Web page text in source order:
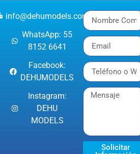
info@dehumodels.com
WhatsApp: 55
8152 6641
Facebook:
DEHUMODELS
Instagram:
DEHU
MODELS
Solicitar